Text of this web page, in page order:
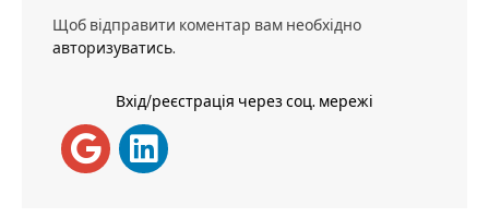
Щоб відправити коментар вам необхідно
авторизуватись.
Вхід/реєстрація через соц. мережі